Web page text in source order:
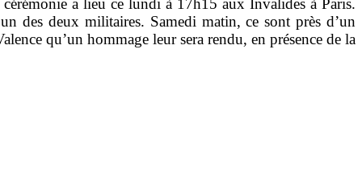
a lieu ce lundi à 17h15 aux Invalides à Paris.
des deux militaires. Samedi matin, ce sont près d’un
qu’un hommage leur sera rendu, en présence de la